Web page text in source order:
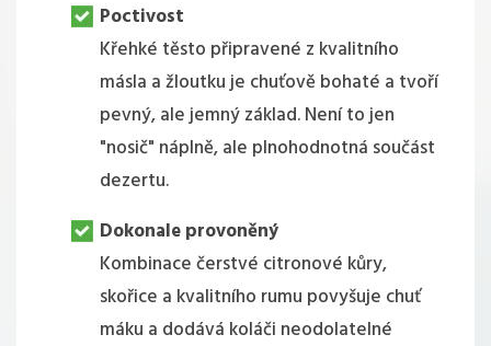
Poctivost
Křehké těsto připravené z kvalitního
másla a žloutku je chuťově bohaté a tvoří
pevný, ale jemný základ. Není to jen
"nosič" náplně, ale plnohodnotná součást
dezertu.
Dokonale provoněný
Kombinace čerstvé citronové kůry,
skořice a kvalitního rumu povyšuje chuť
máku a dodává koláči neodolatelné